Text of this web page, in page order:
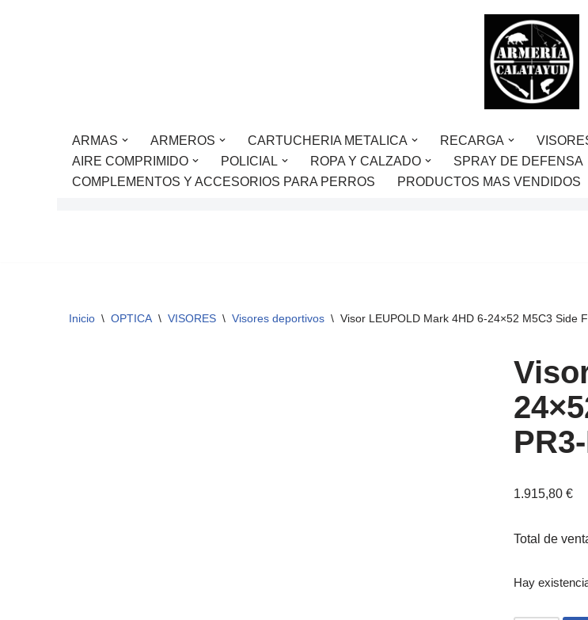
ARMAS ARMEROS CARTUCHERIA METALICA RECARGA
AIRE COMPRIMIDO
POLICIAL ROPA Y CALZADO SPRAY DE DEFENSA
COMPLEMENTOS Y ACCESORIOS PARA PERROS
PRODUCTOS MAS VENDIDOS
Inicio \ OPTICA \ VISORES \ Visores deportivos \ Visor LEUPOLD Mark 4HD 6-24×52 M5C3 Side
1.915,80 €
Total de
Hay